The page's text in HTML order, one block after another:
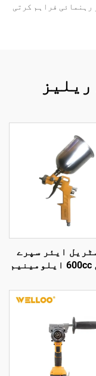
رہنمائی فراہم کرتی
ایئر سپرے
بندوق 600cc ایلومینیم
گریویٹی فیڈ
بندوق پینٹ سپرے
بندوق